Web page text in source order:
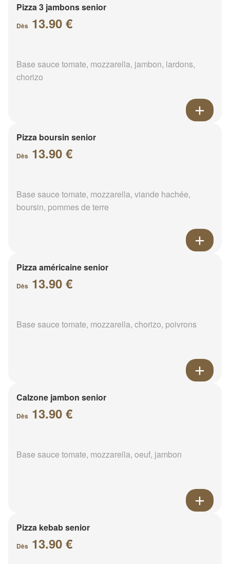
Pizza 3 jambons senior
Dès 13.90 €
Base sauce tomate, mozzarella, jambon, lardons,
chorizo
Pizza boursin senior
Dès 13.90 €
Base sauce tomate, mozzarella, viande hachée,
boursin, pommes de terre
Pizza américaine senior
Dès 13.90 €
Base sauce tomate, mozzarella, chorizo, poivrons
Calzone jambon senior
Dès 13.90 €
Base sauce tomate, mozzarella, oeuf, jambon
Pizza kebab senior
Dès 13.90 €